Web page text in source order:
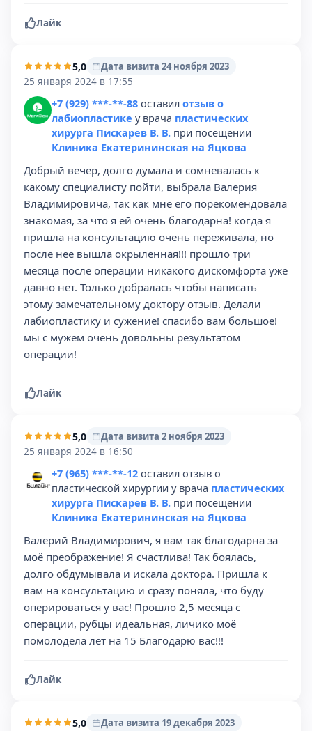
Лайк
5,0
Дата визита 24 ноября 2023
25 января 2024 в 17:55
+7 (929) ***-**-88 оставил отзыв о
лабиопластике у врача пластических
хирурга Пискарев В. В. при посещении
Клиника Екатерининская на Яцкова
Добрый вечер, долго думала и сомневалась к
какому специалисту пойти, выбрала Валерия
Владимировича, так как мне его порекомендовала
знакомая, за что я ей очень благодарна! когда я
пришла на консультацию очень переживала, но
после нее вышла окрыленная!!! прошло три
месяца после операции никакого дискомфорта уже
давно нет. Только добралась чтобы написать
этому замечательному доктору отзыв. Делали
лабиопластику и сужение! спасибо вам большое!
мы с мужем очень довольны результатом
операции!
Лайк
5,0
Дата визита 2 ноября 2023
25 января 2024 в 16:50
+7 (965) ***-**-12 оставил отзыв о
пластической хирургии у врача пластических
хирурга Пискарев В. В. при посещении
Клиника Екатерининская на Яцкова
Валерий Владимирович, я вам так благодарна за
моё преображение! Я счастлива! Так боялась,
долго обдумывала и искала доктора. Пришла к
вам на консультацию и сразу поняла, что буду
оперироваться у вас! Прошло 2,5 месяца с
операции, рубцы идеальная, личико моё
помолодела лет на 15 Благодарю вас!!!
Лайк
5,0
Дата визита 19 декабря 2023